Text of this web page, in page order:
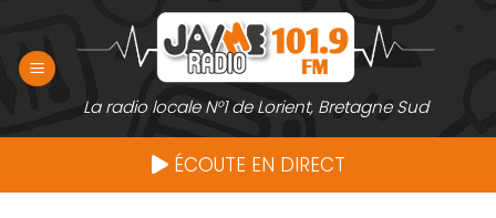
contenu
La radio locale N°1 de Lorient, Bretagne Sud
ÉCOUTE EN DIRECT